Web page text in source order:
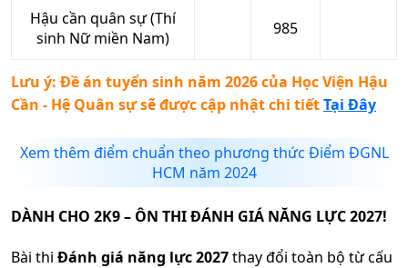
Hậu cần quân sự (Thí
sinh Nữ miền Nam)
985
Lưu ý: Đề án tuyển sinh năm 2026 của Học Viện Hậu
Cần - Hệ Quân sựsẽ được cập nhật chi tiếtTại Đây
Xem thêm điểm chuẩn theo phương thức Điểm ĐGNL
HCM năm 2024
DÀNH CHO 2K9 – ÔN THI ĐÁNH GIÁ NĂNG LỰC 2027!
Bài thi Đánh giá năng lực 2027thay đổi toàn bộ từ cấu